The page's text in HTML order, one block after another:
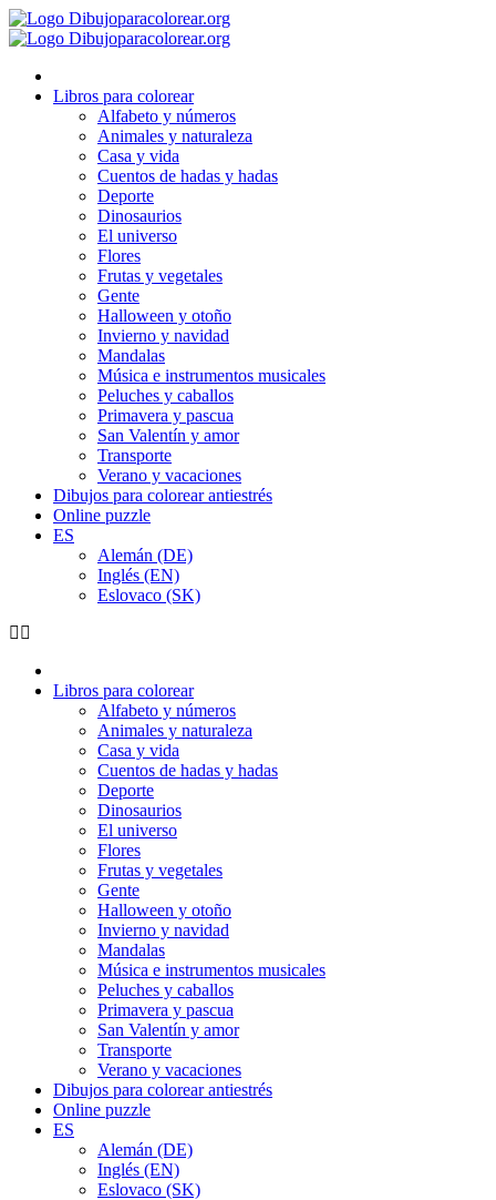
Ir
al
Libros para colorear
Alfabeto y números
Animales y naturaleza
Casa y vida
Cuentos de hadas y hadas
Deporte
Dinosaurios
El universo
Flores
Frutas y vegetales
Gente
Halloween y otoño
Invierno y navidad
Mandalas
Música e instrumentos musicales
Peluches y caballos
Primavera y pascua
San Valentín y amor
Transporte
Verano y vacaciones
Dibujos para colorear antiestrés
Online puzzle
ES
Alemán (DE)
Inglés (EN)
Eslovaco (SK)
Libros para colorear
Alfabeto y números
Animales y naturaleza
Casa y vida
Cuentos de hadas y hadas
Deporte
Dinosaurios
El universo
Flores
Frutas y vegetales
Gente
Halloween y otoño
Invierno y navidad
Mandalas
Música e instrumentos musicales
Peluches y caballos
Primavera y pascua
San Valentín y amor
Transporte
Verano y vacaciones
Dibujos para colorear antiestrés
Online puzzle
ES
Alemán (DE)
Inglés (EN)
Eslovaco (SK)